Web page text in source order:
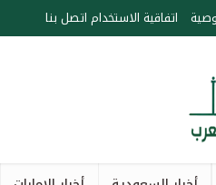
اتفاقية الاستخدام اتصل بنا